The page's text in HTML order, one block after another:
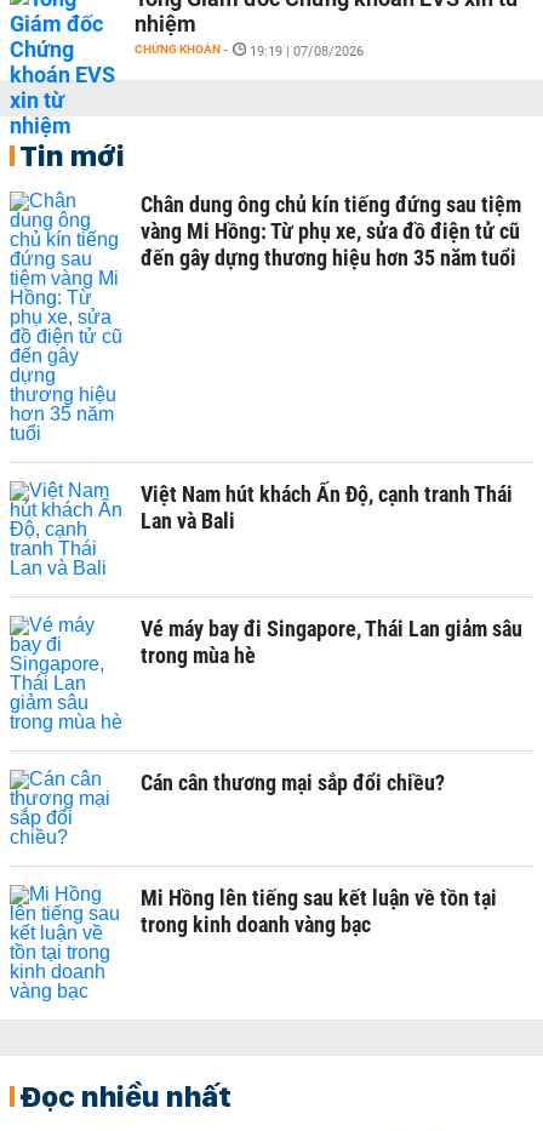
nhiệm
CHỨNG KHOÁN - 19:19 | 07/08/2026
Tin mới
Chân dung ông chủ kín tiếng đứng sau tiệm
vàng Mi Hồng: Từ phụ xe, sửa đồ điện tử cũ
đến gây dựng thương hiệu hơn 35 năm tuổi
Việt Nam hút khách Ấn Độ, cạnh tranh Thái
Lan và Bali
Vé máy bay đi Singapore, Thái Lan giảm sâu
trong mùa hè
Cán cân thương mại sắp đổi chiều?
Mi Hồng lên tiếng sau kết luận về tồn tại
trong kinh doanh vàng bạc
Đọc nhiều nhất